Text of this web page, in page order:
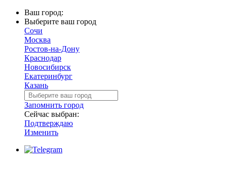
Ваш город:
Выберите ваш город
Сочи
Москва
Ростов-на-Дону
Краснодар
Новосибирск
Екатеринбург
Казань
Запомнить город
Сейчас выбран:
Подтверждаю
Изменить